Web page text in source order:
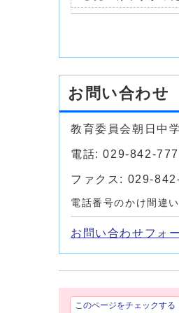
お問い合わせ
教育委員会朝日中
電話: 029-842-
ファクス: 029-
電話番号のかけ間違
お問い合わせフォ
このページをチェックする